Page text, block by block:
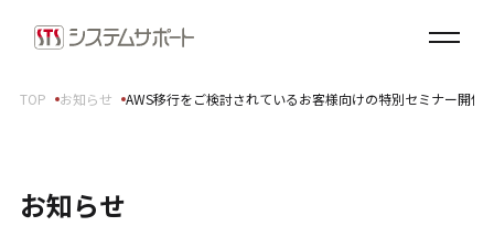
ソリューション・プロダクト
企業情報
拠点案内
TOP お知らせ AWS移行をご検討されているお客様向けの特別セミナー開催
お知らせ